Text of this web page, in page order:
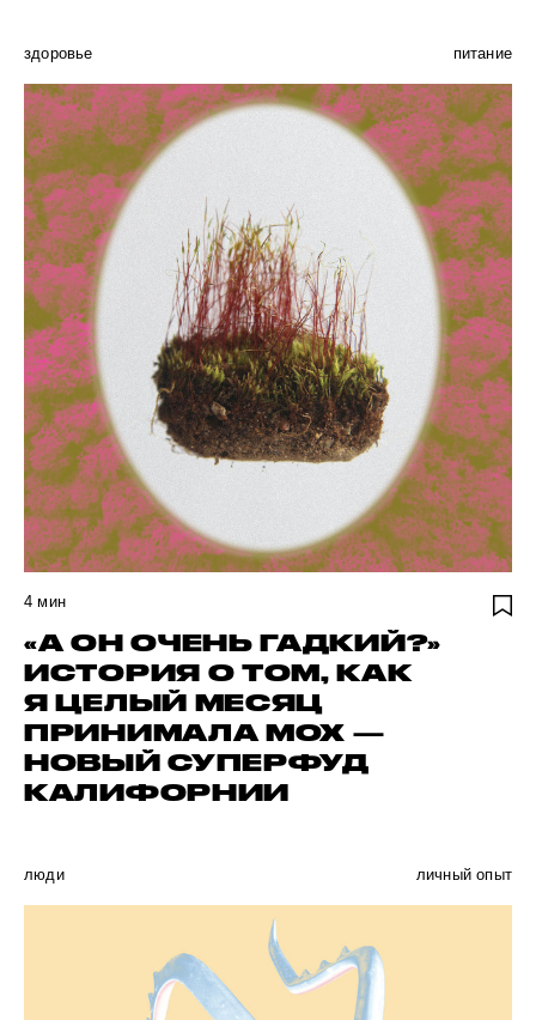
здоровье питание
4 мин
«А ОН ОЧЕНЬ ГАДКИЙ?»
ИСТОРИЯ О ТОМ, КАК
Я ЦЕЛЫЙ МЕСЯЦ
ПРИНИМАЛА МОХ —
НОВЫЙ СУПЕРФУД
КАЛИФОРНИИ
люди личный опыт